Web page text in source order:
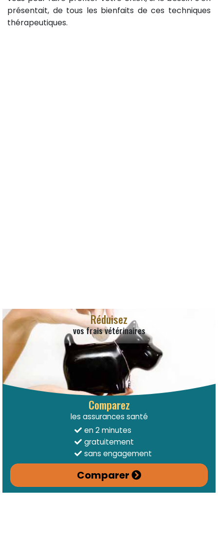
présentait, de tous les bienfaits de ces techniques
thérapeutiques.
Réduisez
vos frais vétérinaires
Comparez
les assurances santé
en 2 minutes
gratuitement
sans engagement
Comparer